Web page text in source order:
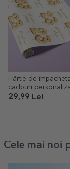
Hârtie de
cadouri
cu text - Baloane
29,99 Lei
Cele mai noi